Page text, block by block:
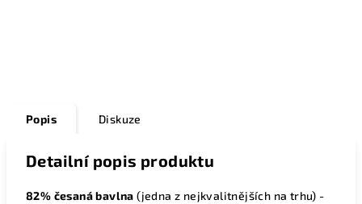
Popis Diskuze
Detailní popis produktu
82% česaná bavlna (jedna z nejkvalitnějších na trhu) -